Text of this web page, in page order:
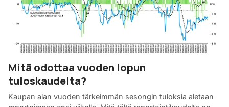
Mitä odottaa vuoden lopun
tuloskaudelta?
Kaupan alan vuoden tärkeimmän sesongin tuloksia aletaan